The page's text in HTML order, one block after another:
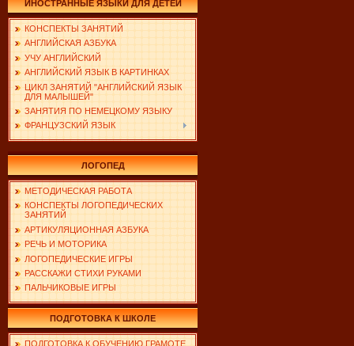
ИНОСТРАННЫЕ ЯЗЫКИ ДЛЯ ДЕТЕЙ
КОНСПЕКТЫ ЗАНЯТИЙ
АНГЛИЙСКАЯ АЗБУКА
УЧУ АНГЛИЙСКИЙ
АНГЛИЙСКИЙ ЯЗЫК В КАРТИНКАХ
ЦИКЛ ЗАНЯТИЙ "АНГЛИЙСКИЙ ЯЗЫК
ДЛЯ МАЛЫШЕЙ"
ЗАНЯТИЯ ПО НЕМЕЦКОМУ ЯЗЫКУ
ФРАНЦУЗСКИЙ ЯЗЫК
ЛОГОПЕД
МЕТОДИЧЕСКАЯ РАБОТА
КОНСПЕКТЫ ЛОГОПЕДИЧЕСКИХ
ЗАНЯТИЙ
АРТИКУЛЯЦИОННАЯ АЗБУКА
РЕЧЬ И МОТОРИКА
ЛОГОПЕДИЧЕСКИЕ ИГРЫ
РАССКАЖИ СТИХИ РУКАМИ
ПАЛЬЧИКОВЫЕ ИГРЫ
ПОДГОТОВКА К ШКОЛЕ
ПОДГОТОВКА К ОБУЧЕНИЮ ГРАМОТЕ